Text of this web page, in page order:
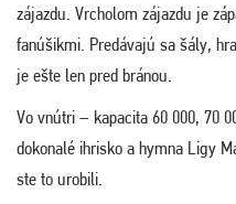
zájazdu. Vrcholom zájazdu je
fanúšikmi. Predávajú sa šály,
je ešte len pred bránou.
Vo vnútri – kapacita 60 000, 70
dokonalé ihrisko a hymna Ligy
ste to urobili.